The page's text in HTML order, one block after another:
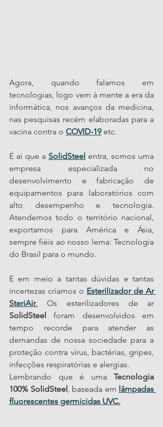
Agora, quando falamos em
tecnologias, logo vem à mente a era da
informática, nos avanços da medicina,
nas pesquisas recém elaboradas para a
vacina contra o COVID-19 etc.
É ai que a SolidSteel entra, somos uma
empresa especializada no
desenvolvimento e fabricação de
equipamentos para laboratórios com
alto desempenho e tecnologia.
Atendemos todo o território nacional,
exportamos para América e Ásia,
sempre fiéis ao nosso lema: Tecnologia
do Brasil para o mundo.
E em meio a tantas dúvidas e tantas
incertezas criamos o Esterilizador de Ar
SteriAir.
SolidSteel foram desenvolvidos em
tempo recorde para atender as
demandas de nossa sociedade para a
proteção contra vírus, bactérias, gripes,
infecções respiratórias e alergias.
Lembrando que é uma Tecnologia
100% SolidSteel, baseada em lâmpadas
fluorescentes germicidas UVC.